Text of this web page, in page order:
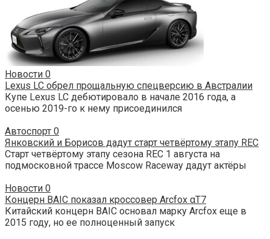
Новости 0
Lexus LC обрел прощальную спецверсию в Австралии
Купе Lexus LC дебютировало в начале 2016 года, а
осенью 2019-го к нему присоединился
Автоспорт 0
Янковский и Борисов дадут старт четвёртому этапу REC
Старт четвёртому этапу сезона REC 1 августа на
подмосковной трассе Moscow Raceway дадут актёры
Новости 0
Концерн BAIC показал кроссовер Arcfox αT7
Китайский концерн BAIC основал марку Arcfox еще в
2015 году, но ее полноценный запуск